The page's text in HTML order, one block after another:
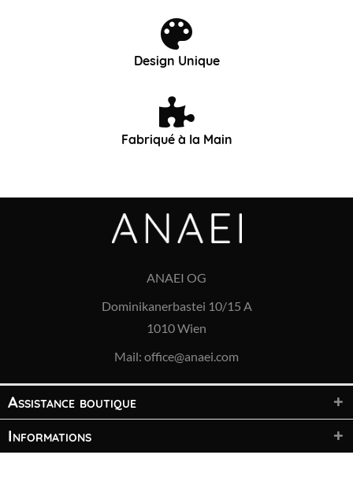
Design Unique
Fabriqué à la Main
ANAEI OG
Dominikanerbastei 10/15 A
1010 Wien
Mail: office@anaei.com
Assistance boutique
Informations